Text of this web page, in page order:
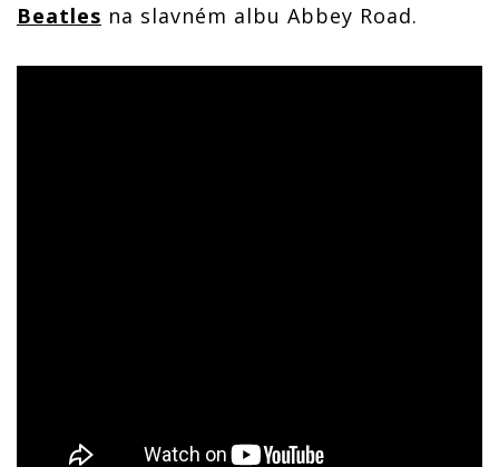
Beatles na slavném albu Abbey Road.